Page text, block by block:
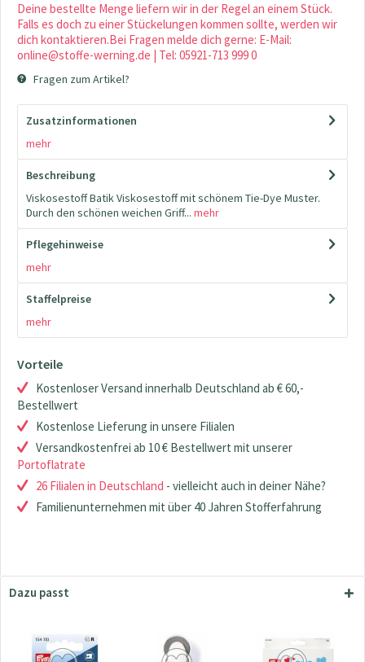
Deine bestellte Menge liefern wir in der Regel an einem Stück.
Falls es doch zu einer Stückelungen kommen sollte, werden wir
dich kontaktieren.Bei Fragen melde dich gerne: E-Mail:
online@stoffe-werning.de | Tel: 05921-713 999 0
Fragen zum Artikel?
Zusatzinformationen
mehr
Beschreibung
Viskosestoff Batik Viskosestoff mit schönem Tie-Dye Muster.
Durch den schönen weichen Griff... mehr
Pflegehinweise
mehr
Staffelpreise
mehr
Vorteile
Kostenloser Versand innerhalb Deutschland ab € 60,-
Bestellwert
Kostenlose Lieferung in unsere Filialen
Versandkostenfrei ab 10 € Bestellwert mit unserer
Portoflatrate
26 Filialen in Deutschland - vielleicht auch in deiner Nähe?
Familienunternehmen mit über 40 Jahren Stofferfahrung
Dazu passt